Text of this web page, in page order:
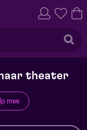
theater
mee